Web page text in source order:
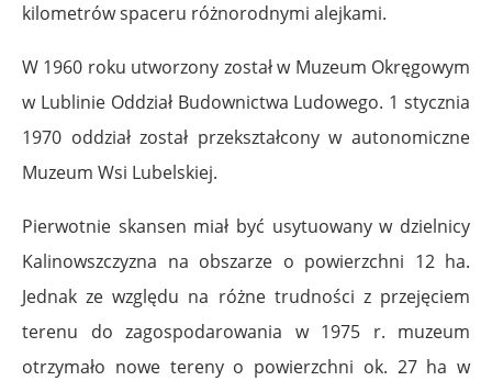
kilometrów spaceru różnorodnymi alejkami.
W 1960 roku utworzony został w Muzeum Okręgowym
w Lublinie Oddział Budownictwa Ludowego. 1 stycznia
1970 oddział został przekształcony w autonomiczne
Muzeum Wsi Lubelskiej.
Pierwotnie skansen miał być usytuowany w dzielnicy
Kalinowszczyzna na obszarze o powierzchni 12 ha.
Jednak ze względu na różne trudności z przejęciem
terenu do zagospodarowania w 1975 r. muzeum
otrzymało nowe tereny o powierzchni ok. 27 ha w